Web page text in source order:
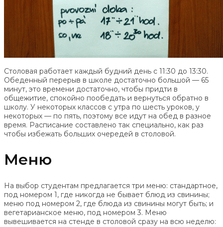
Столовая работает каждый будний день с 11:30 до 13:30.
Обеденный перерыв в школе достаточно большой — 65
минут, это времени достаточно, чтобы придти в
общежитие, спокойно пообедать и вернуться обратно в
школу. У некоторых классов с утра по шесть уроков, у
некоторых — по пять, поэтому все идут на обед в разное
время. Расписание составлено так специально, как раз
чтобы избежать больших очередей в столовой.
Меню
На выбор студентам предлагается три меню: стандартное,
под номером 1, где никогда не бывает блюд из свинины;
меню под номером 2, где блюда из свинины могут быть; и
вегетарианское меню, под номером 3. Меню
вывешивается на стенде в столовой сразу на всю неделю: